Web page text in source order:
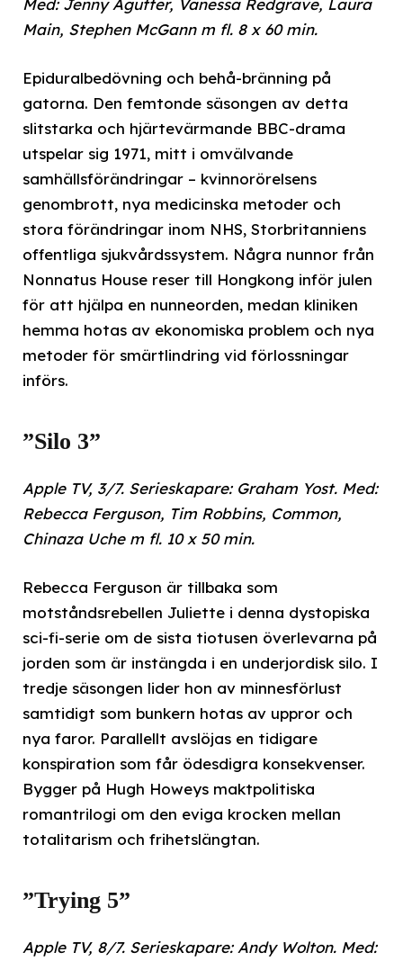
Med: Jenny Agutter, Vanessa Redgrave, Laura
Main, Stephen McGann m fl. 8 x 60 min.
Epiduralbedövning och behå-bränning på
gatorna. Den femtonde säsongen av detta
slitstarka och hjärtevärmande BBC-drama
utspelar sig 1971, mitt i omvälvande
samhällsförändringar – kvinnorörelsens
genombrott, nya medicinska metoder och
stora förändringar inom NHS, Storbritanniens
offentliga sjukvårdssystem. Några nunnor från
Nonnatus House reser till Hongkong inför julen
för att hjälpa en nunneorden, medan kliniken
hemma hotas av ekonomiska problem och nya
metoder för smärtlindring vid förlossningar
införs.
”Silo 3”
Apple TV, 3/7. Serieskapare: Graham Yost. Med:
Rebecca Ferguson, Tim Robbins, Common,
Chinaza Uche m fl. 10 x 50 min.
Rebecca Ferguson är tillbaka som
motståndsrebellen Juliette i denna dystopiska
sci-fi-serie om de sista tiotusen överlevarna på
jorden som är instängda i en underjordisk silo. I
tredje säsongen lider hon av minnesförlust
samtidigt som bunkern hotas av uppror och
nya faror. Parallellt avslöjas en tidigare
konspiration som får ödesdigra konsekvenser.
Bygger på Hugh Howeys maktpolitiska
romantrilogi om den eviga krocken mellan
totalitarism och frihetslängtan.
”Trying 5”
Apple TV, 8/7. Serieskapare: Andy Wolton. Med: